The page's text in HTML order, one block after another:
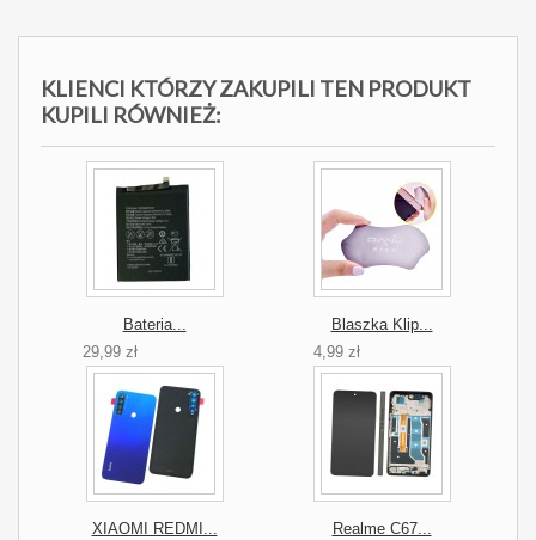
KLIENCI KTÓRZY ZAKUPILI TEN PRODUKT
KUPILI RÓWNIEŻ:
Bateria...
29,99 zł
Blaszka Klip...
4,99 zł
XIAOMI REDMI...
Realme C67...